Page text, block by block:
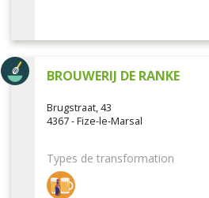
BROUWERIJ DE RANKE
Brugstraat, 43
4367 - Fize-le-Marsal
Types de transformation